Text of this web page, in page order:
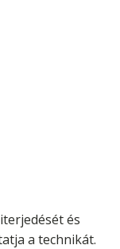
és
a technikát.